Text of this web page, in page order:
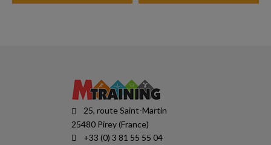
25, route Saint-Martin
25480 Pirey (France)
+33 (0) 3 81 55 55 04